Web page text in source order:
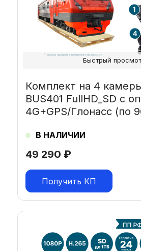
49 290 ₽
Комплект на 4
BUS401 FullHD_SD с
4G+GPS/Глонасс (по
В НАЛИЧИИ
Получить КП
Быстрый